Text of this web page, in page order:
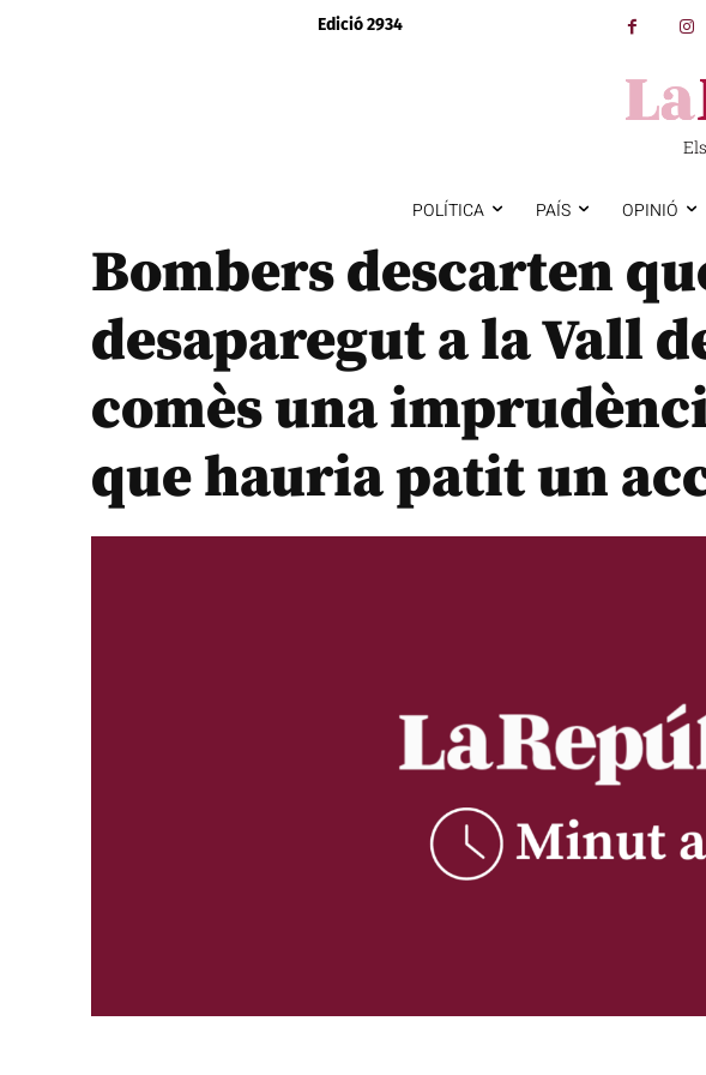
Edició 2934
POLÍTICA PAÍS OPINIÓ
Bombers descarten
desaparegut a la Vall
comès una
que hauria patit un